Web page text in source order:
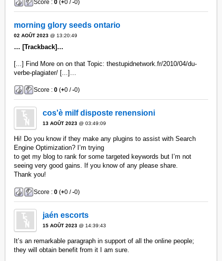
Score :0 (+0 /-0)
morning glory seeds ontario
02 AOÛT 2023 @ 13:20:49
… [Trackback]…
[...] Find More on on that Topic: thestupidnetwork.fr/2010/04/du-
verbe-plagiater/ [...]…
Score :0 (+0 /-0)
cos'è milf disposte renensioni
13 AOÛT 2023 @ 03:49:09
Hi! Do you know if they make any plugins to assist with Search
Engine Optimization? I’m trying
to get my blog to rank for some targeted keywords but I’m not
seeing very good gains. If you know of any please share.
Thank you!
Score :0 (+0 /-0)
jaén escorts
15 AOÛT 2023 @ 14:39:43
It’s an remarkable paragraph in support of all the online people;
they will obtain benefit from it I am sure.